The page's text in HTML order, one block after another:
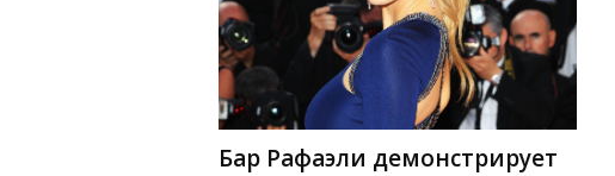
Бар Рафаэли демонстрирует